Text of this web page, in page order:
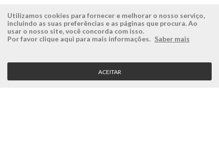
ÉSISTEMAS
Empresa
Visão, Missão e Valores
ÁREA RESERVADA
Login
Recuperar Password
Utilizamos cookies para fornecer e melhorar o nosso serviço,
incluindo as suas preferências e as páginas que procura. Ao
usar o nosso site, você concorda com isso.
Por favor clique aqui para mais informações. Saber mais
ACEITAR